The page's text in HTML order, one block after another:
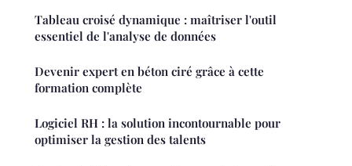
Tableau croisé dynamique : maîtriser l'outil
essentiel de l'analyse de données
Devenir expert en béton ciré grâce à cette
formation complète
Logiciel RH : la solution incontournable pour
optimiser la gestion des talents